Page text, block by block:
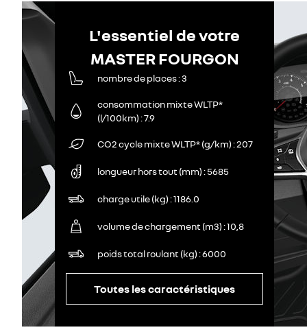
L'essentiel de votre
MASTER FOURGON
nombre de places 3
consommation mixte WLTP*
(l/100km) 7.9
CO2 cycle mixte WLTP* (g/km) 207
longueur hors tout (mm) 5685
charge utile (kg) 1186.0
volume de chargement (m3) 10,8
poids total roulant (kg) 6000
Toutes les caractéristiques